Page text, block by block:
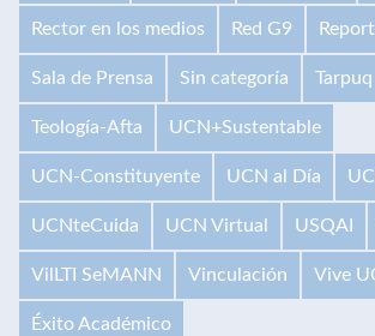
Rector en los medios Red G9
Sala de Prensa Sin categoría Tarpuq
Teología-Afta UCN+Sustentable
UCN-Constituyente UCN al Día
UCNteCuida UCN Virtual USQAI
VilLTI SeMANN Vinculación Vive
Éxito Académico